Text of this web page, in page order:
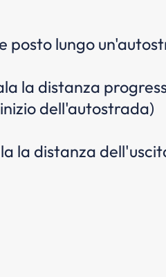
posto lungo
la distanza
dell'autostrada)
la distanza